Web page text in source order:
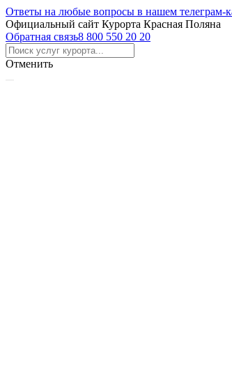
Ответы на любые вопросы в нашем телеграм-
Официальный сайт Курорта Красная Поляна
Обратная связь8 800 550 20 20
Отменить